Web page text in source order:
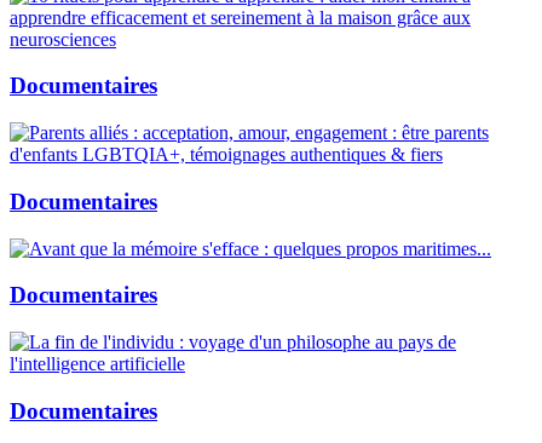
Documentaires
Documentaires
Documentaires
Documentaires